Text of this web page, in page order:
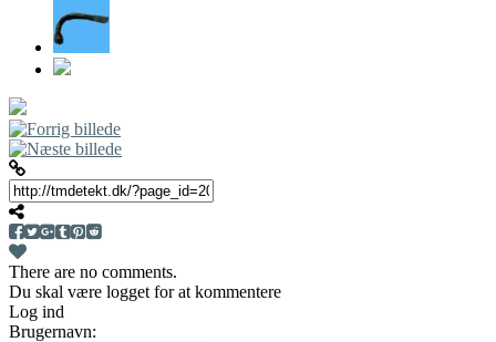
There are no comments.
Du skal være logget for at kommentere
Log ind
Brugernavn: